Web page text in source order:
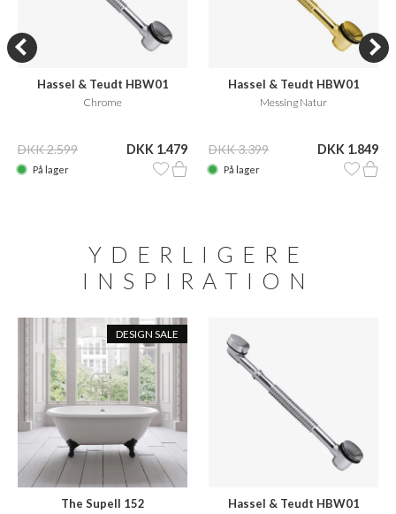
Hassel & Teudt HBW01
Chrome
DKK 2.599 DKK 1.479
På lager
Hassel & Teudt HBW01
Messing Natur
DKK 3.399 DKK 1.849
På lager
YDERLIGERE
INSPIRATION
DESIGN SALE
The Supell 152 Hassel & Teudt HBW01